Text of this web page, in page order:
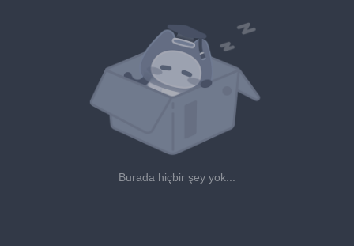
Burada hiçbir şey yok...